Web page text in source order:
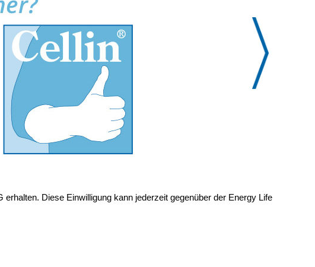
Diese Einwilligung kann jederzeit gegenüber der Energy Life